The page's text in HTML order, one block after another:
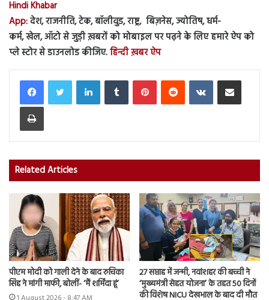
Hindi Khabar
App:देश, राजनीति, टेक, बॉलीवुड, राष्ट्र, बिज़नेस, ज्योतिष, धर्म-
कर्म, खेल, ऑटो से जुड़ी ख़बरों को मोबाइल पर पढ़ने के लिए हमारे ऐप को
प्ले स्टोर से डाउनलोड कीजिए.हिन्दी ख़बर ऐप
LinkedInTumblr PinterestReddit VKontakteShare via Email
Print
Related Articles
पीएम मोदी को गाली देने के बाद रुचिका
सिंह ने मांगी माफी, बोलीं- ‘मैं शर्मिंदा हूं’
27 सप्ताह में जन्मी, नवांशहर की बच्ची ने
‘मुख्यमंत्री सेहत योजना’ के तहत 50 दिनों
की विशेष NICU देखभाल के बाद दी मौत